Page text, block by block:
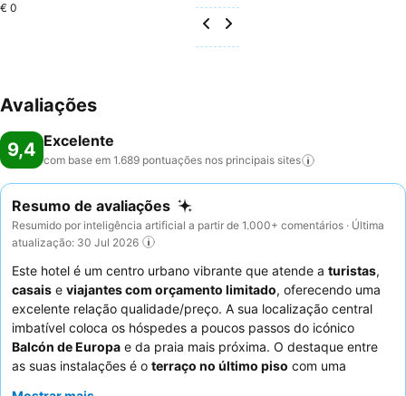
€ 0
Avaliações
9,4 Excelente
com base em 1.689 pontuações nos principais sites
Resumo de avaliações
Resumido por inteligência artificial a partir de 1.000+ comentários · Última
atualização: 30 Jul 2026
Este hotel é um centro urbano vibrante que atende a turistas,
casais e viajantes com orçamento limitado, oferecendo uma
excelente relação qualidade/preço. A sua localização central
imbatível coloca os hóspedes a poucos passos do icónico
Balcón de Europa e da praia mais próxima. O destaque entre
as suas instalações é o terraço no último piso com uma